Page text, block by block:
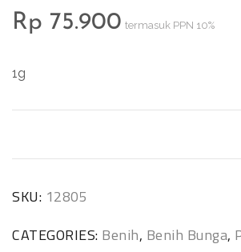
Rp 75.900 termasuk PPN 10%
1g
SKU: 12805
CATEGORIES: Benih, Benih Bunga,